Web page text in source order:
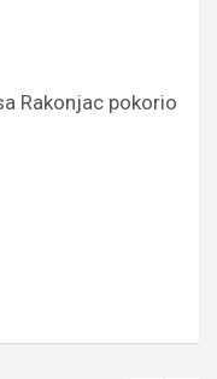
Rakonjac pokorio